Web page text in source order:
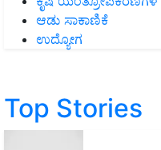
ಆಡು ಸಾಕಾಣಿಕೆ
ಉದ್ಯೋಗ
Top Stories